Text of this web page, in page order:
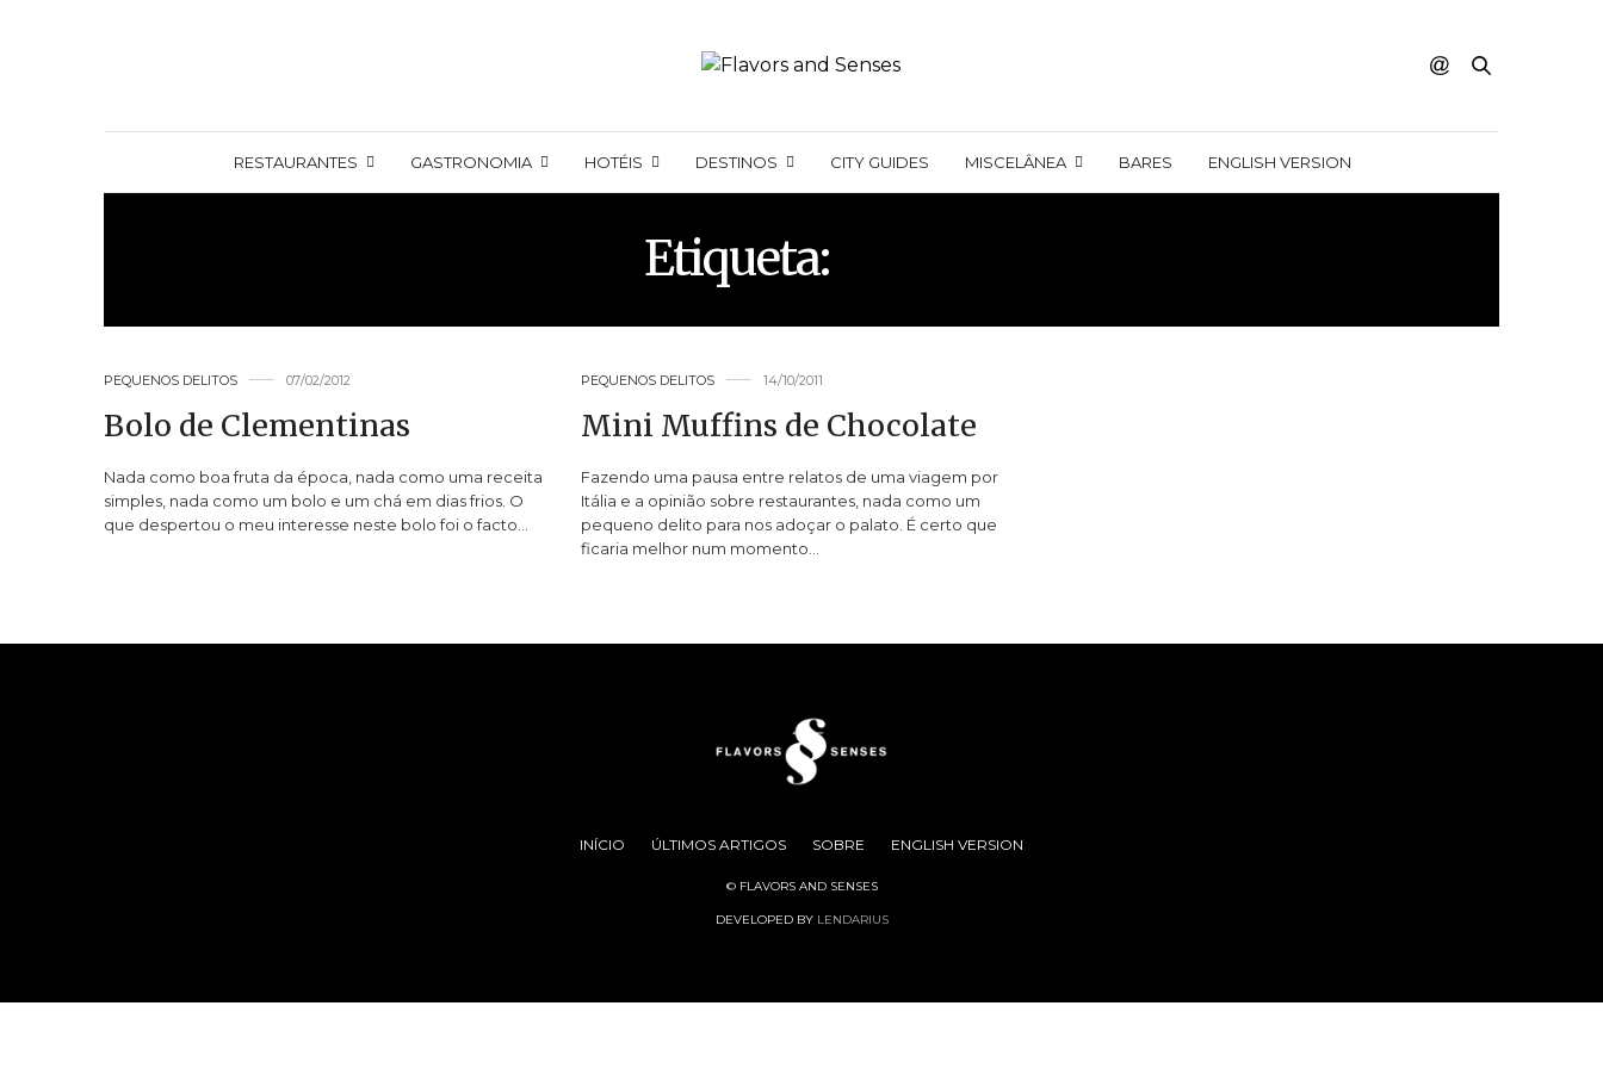
RESTAURANTES GASTRONOMIA HOTÉIS DESTINOS CITY GUIDES MISCELÂNEA BARES ENGLISH VERSION
Etiqueta:
PEQUENOS DELITOS 07/02/2012
Bolo de Clementinas
Nada como boa fruta da época, nada como uma receita
simples, nada como um bolo e um chá em dias frios. O
que despertou o meu interesse neste bolo foi o facto…
PEQUENOS DELITOS 14/10/2011
Mini Muffins de Chocolate
Fazendo uma pausa entre relatos de uma viagem por
Itália e a opinião sobre restaurantes, nada como um
pequeno delito para nos adoçar o palato. É certo que
ficaria melhor num momento…
INÍCIO ÚLTIMOS ARTIGOS SOBRE ENGLISH VERSION
© FLAVORS AND SENSES
DEVELOPED BY LENDARIUS